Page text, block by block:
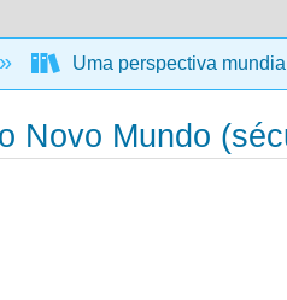
Uma perspectiva
Novo Mundo